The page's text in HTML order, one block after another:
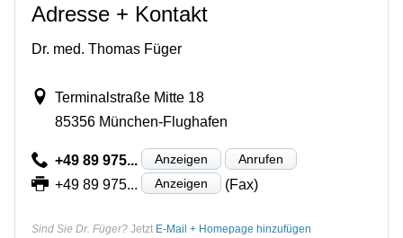
Adresse + Kontakt
Dr. med. Thomas Füger
Terminalstraße Mitte 18
85356 München-Flughafen
+49 89 975... Anzeigen Anrufen
+49 89 975... Anzeigen (Fax)
Sind Sie Dr. Füger? Jetzt E-Mail + Homepage hinzufügen